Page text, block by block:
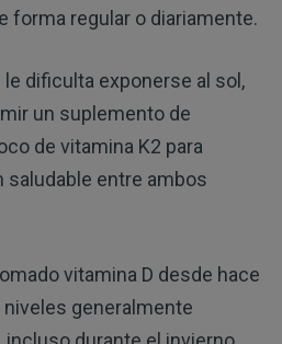
forma regular o diariamente.
le dificulta exponerse al sol,
un suplemento de
de vitamina K2 para
saludable entre ambos
vitamina D desde hace
generalmente